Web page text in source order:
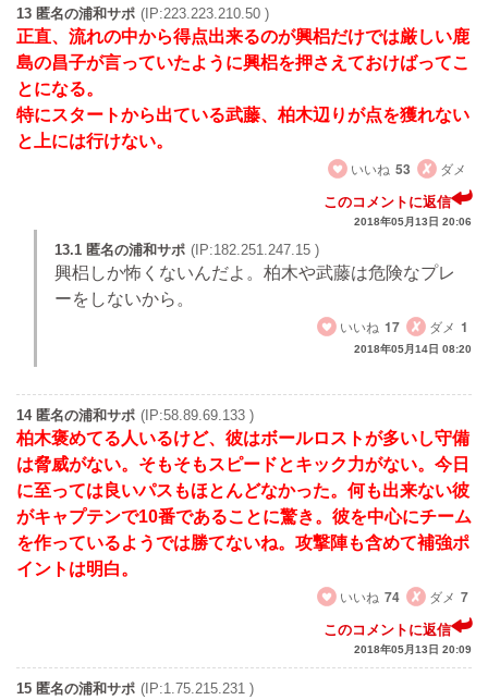
13 匿名の浦和サポ (IP:223.223.210.50 )
正直、流れの中から得点出来るのが興梠だけでは厳しい鹿
島の昌子が言っていたように興梠を押さえておけばってこ
とになる。
特にスタートから出ている武藤、柏木辺りが点を獲れない
と上には行けない。
いいね 53 ダメ
このコメントに返信
2018年05月13日 20:06
13.1 匿名の浦和サポ (IP:182.251.247.15 )
興梠しか怖くないんだよ。柏木や武藤は危険なプレ
ーをしないから。
いいね 17 ダメ 1
2018年05月14日 08:20
14 匿名の浦和サポ (IP:58.89.69.133 )
柏木褒めてる人いるけど、彼はボールロストが多いし守備
は脅威がない。そもそもスピードとキック力がない。今日
に至っては良いパスもほとんどなかった。何も出来ない彼
がキャプテンで10番であることに驚き。彼を中心にチーム
を作っているようでは勝てないね。攻撃陣も含めて補強ポ
イントは明白。
いいね 74 ダメ 7
このコメントに返信
2018年05月13日 20:09
15 匿名の浦和サポ (IP:1.75.215.231 )